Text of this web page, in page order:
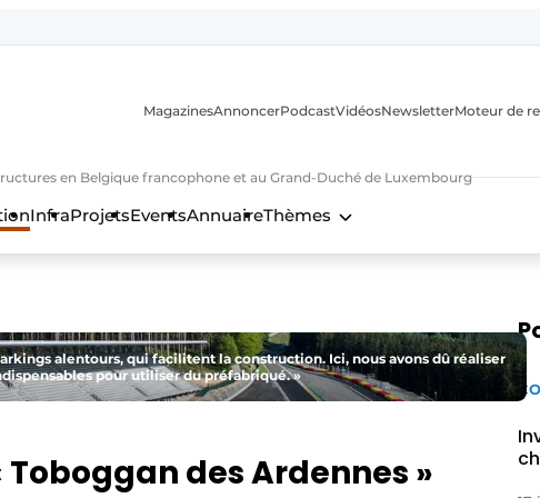
en Belgique francophone et au Grand-Duché de Luxembourg
MagazinesAnnoncerPodcastVidéosNewsletterMoteur de
InfraProjetsEventsAnnuaireThèmes
alentours, qui facilitent la construction. Ici, nous avons dû réaliser
pour utiliser du préfabriqué. »
des Ardennes »